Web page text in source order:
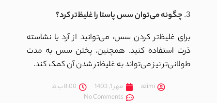
3. چگونه می‌توان سس پاستا را غلیظ‌تر کرد؟
برای غلیظ‌تر کردن سس، می‌توانید از آرد یا نشاسته
ذرت استفاده کنید. همچنین، پختن سس به مدت
طولانی‌تر نیز می‌تواند به غلیظ‌تر شدن آن کمک کند.
azimi مهر 1, 1403
8:00 ب.ظ
No Comments